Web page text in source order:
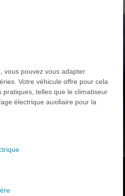
vous pouvez vous adapter
Votre véhicule offre pour cela
pratiques, telles que le climatiseur
électrique auxiliaire pour la